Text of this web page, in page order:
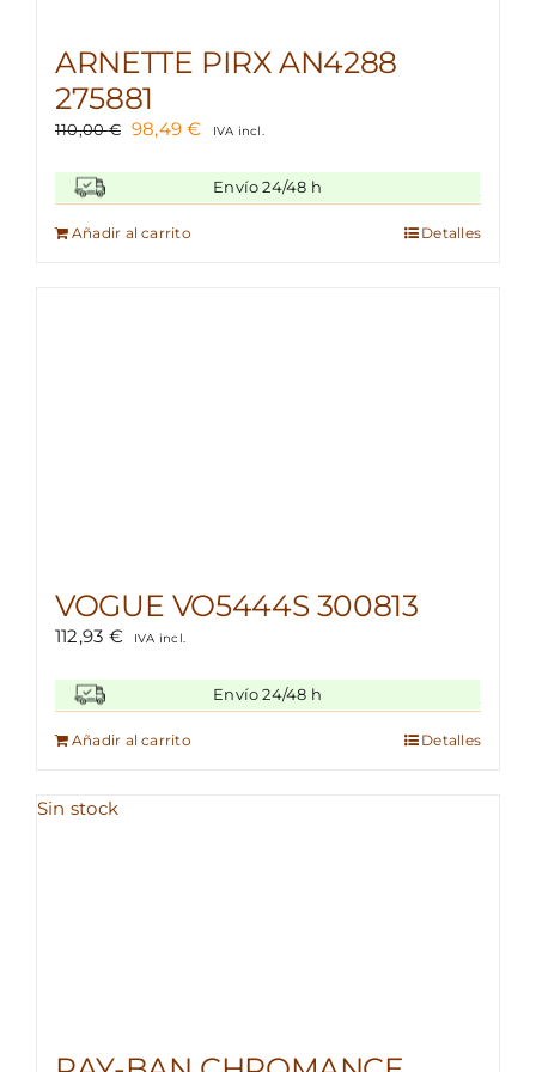
ARNETTE PIRX AN4288
275881
110,00€ El
original
era:
110,00 €.
98,49€ El
actual
es:
IVA incl.
Envío 24/48 h
Añadir al carrito Detalles
VOGUE VO5444S 300813
112,93 € IVA incl.
Envío 24/48 h
Añadir al carrito Detalles
Sin stock